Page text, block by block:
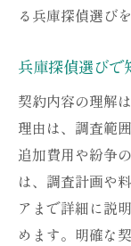
兵庫探
浮気調査の
兵庫探
夫婦の
料金プ
兵庫
料金ト
る兵庫探偵選び
兵庫探偵選びで
契約内容の理解
理由は、調査範
追加費用や紛争
は、調査計画や
アまで詳細に説
めます。明確な